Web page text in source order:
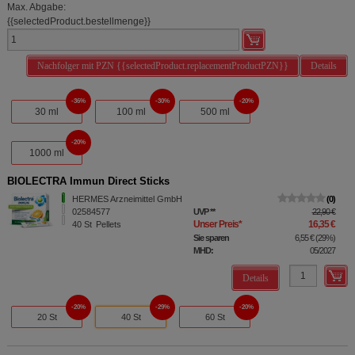
Max. Abgabe:
{{selectedProduct.bestellmenge}}
Details
Nachfolger mit PZN {{selectedProduct.replacementProductPZN}}
30 ml
36%
100 ml
30%
500 ml
20%
1000 ml
20%
BIOLECTRA Immun Direct Sticks
HERMES Arzneimittel GmbH
02584577
40 St Pellets
0
UVP** 22,90 €
Unser Preis* 16,35 €
Sie sparen 6,55 €(29%)
MHD:
05/2027
Details
20 St
20%
40 St
29%
60 St
20%